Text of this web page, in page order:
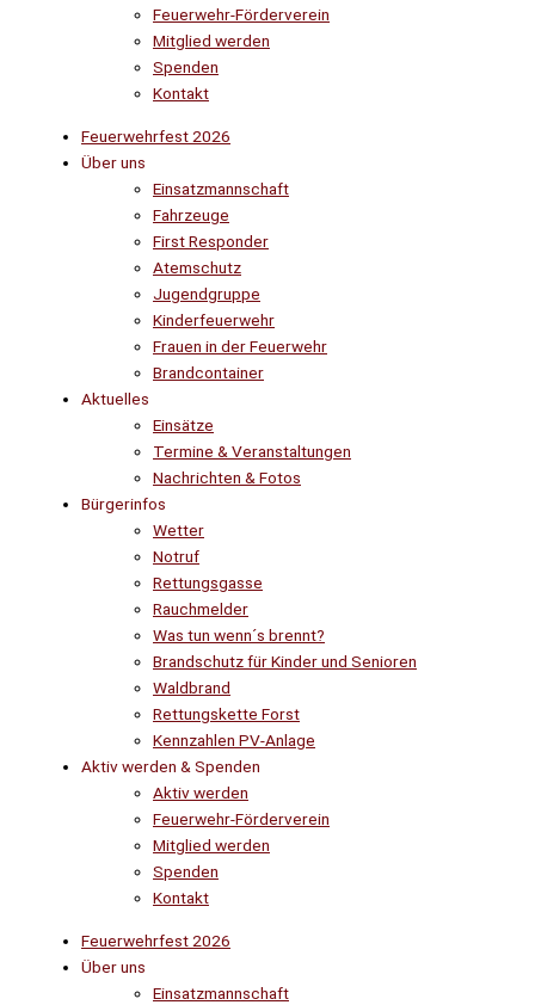
Feuerwehr-Förderverein
Mitglied werden
Spenden
Kontakt
Feuerwehrfest 2026
Über uns
Einsatzmannschaft
Fahrzeuge
First Responder
Atemschutz
Jugendgruppe
Kinderfeuerwehr
Frauen in der Feuerwehr
Brandcontainer
Aktuelles
Einsätze
Termine & Veranstaltungen
Nachrichten & Fotos
Bürgerinfos
Wetter
Notruf
Rettungsgasse
Rauchmelder
Was tun wenn´s brennt?
Brandschutz für Kinder und Senioren
Waldbrand
Rettungskette Forst
Kennzahlen PV-Anlage
Aktiv werden & Spenden
Aktiv werden
Feuerwehr-Förderverein
Mitglied werden
Spenden
Kontakt
Feuerwehrfest 2026
Über uns
Einsatzmannschaft